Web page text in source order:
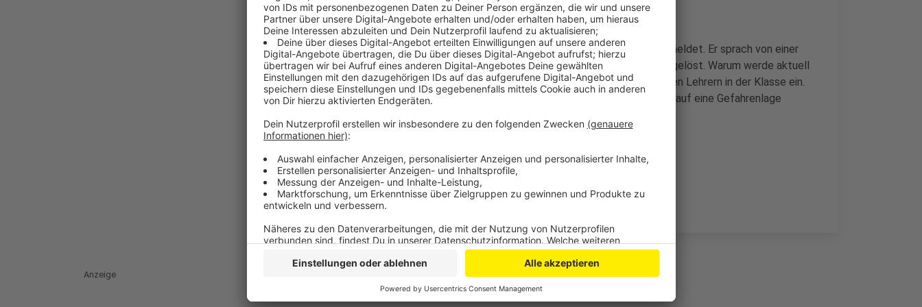
Gegen viertel nach zehn hatte sich ein Anrufer bei der Polizei gemeldet. Er sprach von einer
möglichen Gewalttat. In der Schule selbst wurde Amokalarm ausgelöst. Warum werde aktuell
noch ermittelt. Viele Kinder flücheten oder schlossen sich mit ihren Lehrern in der Klasse ein.
Ein SEK hat die Schule inzwischen untersucht und keine Hinweise auf eine Gefahrenlage
Anzeige
Anzeige